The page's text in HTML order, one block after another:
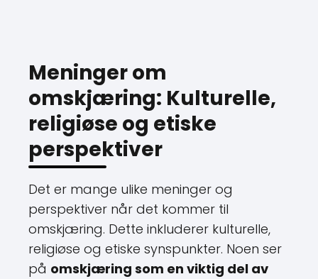
Meninger om
omskjæring: Kulturelle,
religiøse og etiske
perspektiver
Det er mange ulike meninger og
perspektiver når det kommer til
omskjæring. Dette inkluderer kulturelle,
religiøse og etiske synspunkter. Noen ser
på omskjæring som en viktig del av